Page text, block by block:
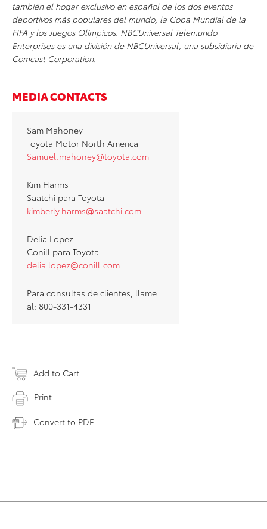
también el hogar exclusivo en español de los dos eventos
deportivos más populares del mundo, la Copa Mundial de la
FIFA y los Juegos Olímpicos. NBCUniversal Telemundo
Enterprises es una división de NBCUniversal, una subsidiaria de
Comcast Corporation.
MEDIA CONTACTS
Sam Mahoney
Toyota Motor North America
Samuel.mahoney@toyota.com
Kim Harms
Saatchi para Toyota
kimberly.harms@saatchi.com
Delia Lopez
Conill para Toyota
delia.lopez@conill.com
Para consultas de clientes, llame
al: 800-331-4331
Add to Cart
Print
Convert to PDF